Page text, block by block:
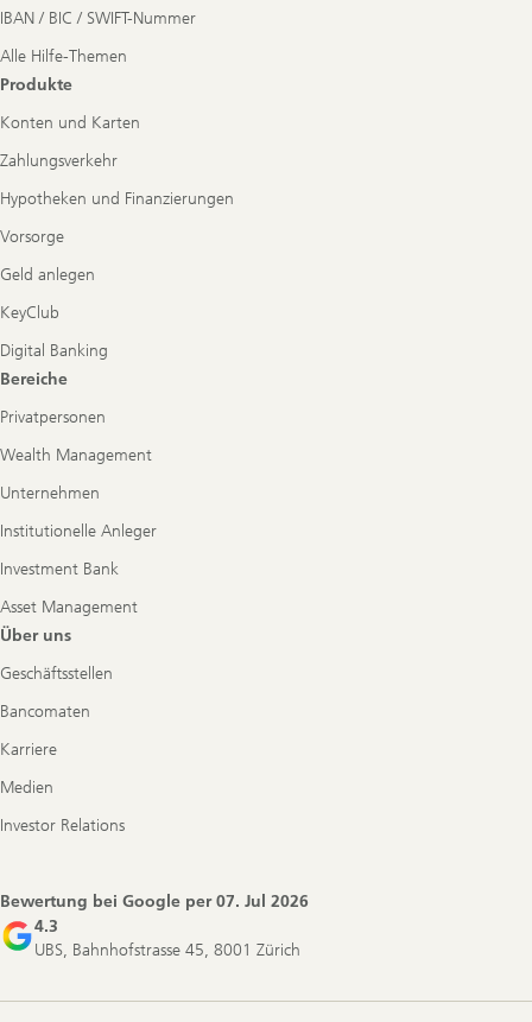
IBAN / BIC / SWIFT-Nummer
Alle Hilfe-Themen
Produkte
Konten und Karten
Zahlungsverkehr
Hypotheken und Finanzierungen
Vorsorge
Geld anlegen
KeyClub
Digital Banking
Bereiche
Privatpersonen
Wealth Management
Unternehmen
Institutionelle Anleger
Investment Bank
Asset Management
Über uns
Geschäftsstellen
Bancomaten
Karriere
Medien
Investor Relations
Bewertung bei Google per07. Jul 2026
4.3
UBS, Bahnhofstrasse 45, 8001 Zürich